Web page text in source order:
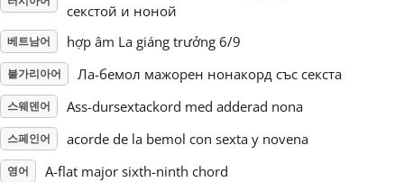
Русский
секстой и ноной
베트남어 hợp âm La giáng trưởng 6/9
불가리아어 Ла-бемол мажорен нонакорд със секста
스웨덴어 Ass-dursextackord med adderad nona
스페인어 acorde de la bemol con sexta y novena
영어 A-flat major sixth-ninth chord